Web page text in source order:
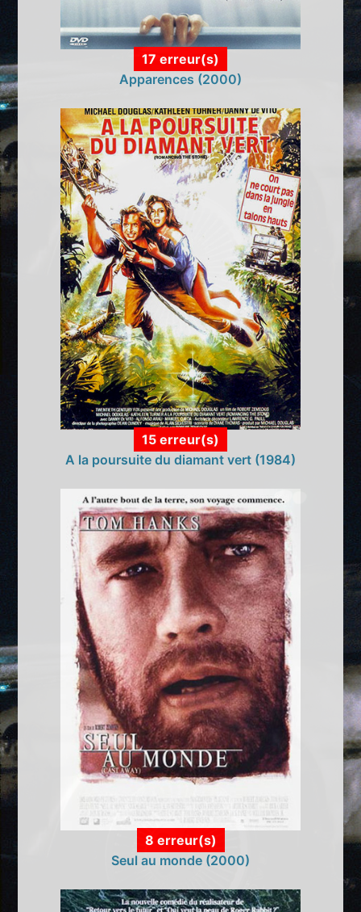
17 erreur(s)
Apparences (2000)
15 erreur(s)
A la poursuite du diamant vert (1984)
8 erreur(s)
Seul au monde (2000)